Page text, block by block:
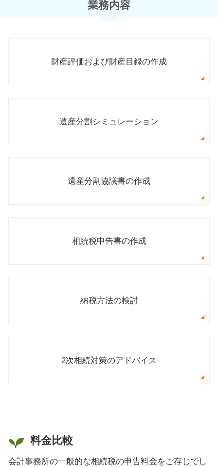
業務内容
財産評価および財産目録の作成
遺産分割シミュレーション
遺産分割協議書の作成
相続税申告書の作成
納税方法の検討
2次相続対策のアドバイス
料金比較
会計事務所の一般的な相続税の申告料金をご存じでし